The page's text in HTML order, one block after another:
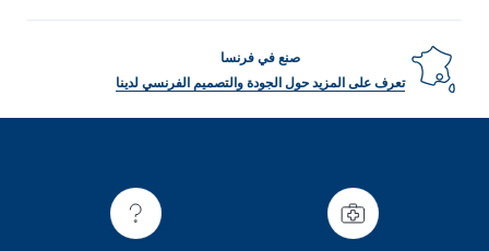
صنع في فرنسا
تعرف على المزيد حول الجودة والتصميم الفرنسي لدينا